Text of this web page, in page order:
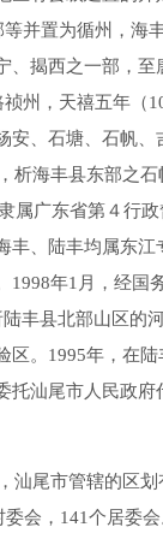
并置为循州，海
、揭西之一部，
州，天禧五年（
安、石塘、石帆
析海丰县东部之
属广东省第４行
陆丰均属东江
1998年1月，经
丰县北部山区的
区。1995年，在
托汕尾市人民政府
市管辖的区划有
会，141个居委